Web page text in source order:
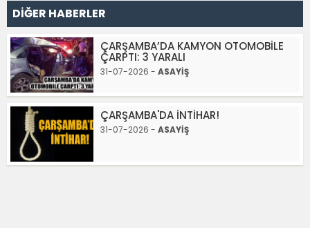
DİĞER HABERLER
ÇARŞAMBA’DA KAMYON OTOMOBİLE
ÇARPTI: 3 YARALI
31-07-2026 - ASAYİŞ
ÇARŞAMBA'DA İNTİHAR!
31-07-2026 - ASAYİŞ